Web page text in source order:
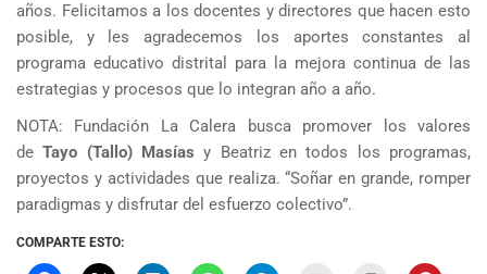
años. Felicitamos a los docentes y directores que hacen esto
posible, y les agradecemos los aportes constantes al
programa educativo distrital para la mejora continua de las
estrategias y procesos que lo integran año a año.
NOTA: Fundación La Calera busca promover los valores
deTayo (Tallo) Masías y Beatriz en todos los programas,
proyectos y actividades que realiza. “Soñar en grande, romper
paradigmas y disfrutar del esfuerzo colectivo”.
COMPARTE ESTO: